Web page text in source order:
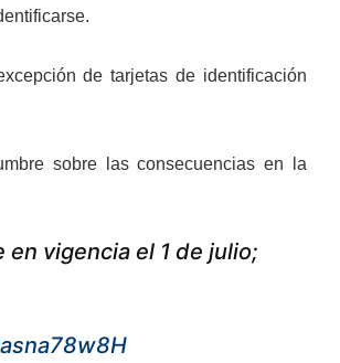
de tarjetas de identificación
sobre las consecuencias en la
en vigencia el 1 de julio;